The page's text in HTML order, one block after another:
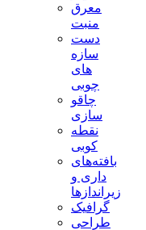
معرق
منبت
دست
سازه
های
چوبی
چاقو
سازی
نقطه
کوبی
بافته‌های
داری و
زیراندازها
گرافیک
طراحی